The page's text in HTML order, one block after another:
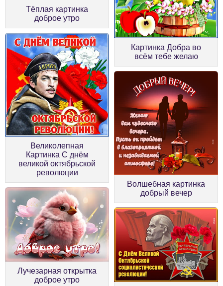
Тёплая картинка
доброе утро
Картинка Добра во
всём тебе желаю
Великолепная
Картинка С днём
великой октябрьской
революции
Волшебная картинка
добрый вечер
Лучезарная открытка
доброе утро